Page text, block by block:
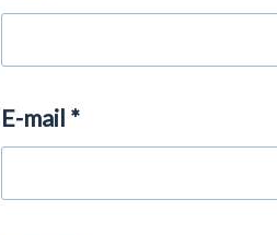
E-mail *